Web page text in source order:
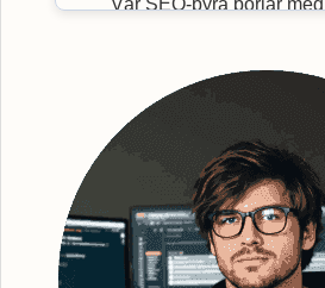
Vår SEO-byrå börjar
Genom en effektiv
organiska sökstrategier,
bättre synlighet för din
grundlig analys och
strategiska sökord,
webbplats - från kopiering
metadata. Detta gör att vi